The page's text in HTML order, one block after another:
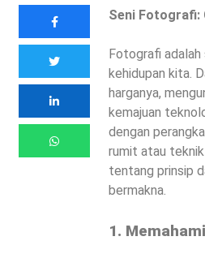
Seni Fotografi:
Fotografi
kehidupan kita.
harganya,
kemajuan
dengan
rumit atau
tentang prinsip
bermakna.
1.